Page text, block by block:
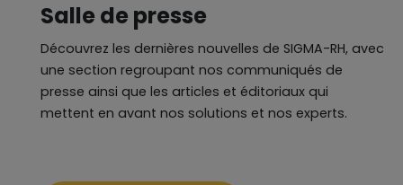
Salle de presse
Découvrez les dernières nouvelles de SIGMA-RH, avec
une section regroupant nos communiqués de
presse ainsi que les articles et éditoriaux qui
mettent en avant nos solutions et nos experts.